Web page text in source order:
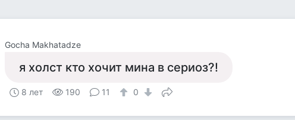
Gocha Makhatadze
я холст кто хочит мина в сериоз?!
8 лет 190 11 0